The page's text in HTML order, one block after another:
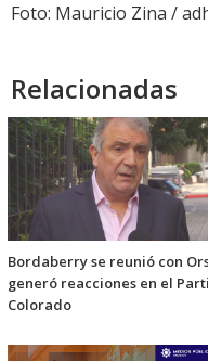
Foto: Mauricio Zina /
Relacionadas
Bordaberry se reunió con
generó reacciones en el
Colorado